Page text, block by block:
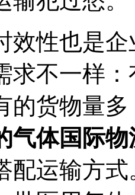
效性也是
求不一样
的货物量
气体国际
配运输方